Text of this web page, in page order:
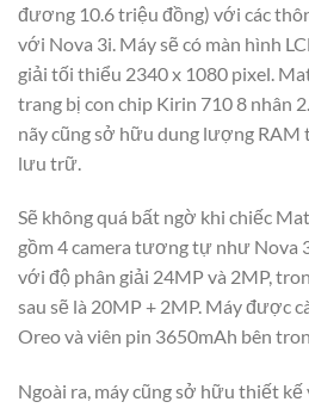
đương 10.6 triệu đồng) với các
với Nova 3i. Máy sẽ có màn hình
giải tối thiểu 2340 x 1080 pixel.
trang bị con chip Kirin 710 8 nhân
nãy cũng sở hữu dung lượng RAM
lưu trữ.
Sẽ không quá bất ngờ khi chiếc
gồm 4 camera tương tự như Nova
với độ phân giải 24MP và 2MP,
sau sẽ là 20MP + 2MP. Máy được
Oreo và viên pin 3650mAh bên
Ngoài ra, máy cũng sở hữu thiết